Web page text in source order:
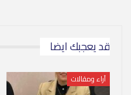
قد يعجبك ايضا
آراء ومقالات